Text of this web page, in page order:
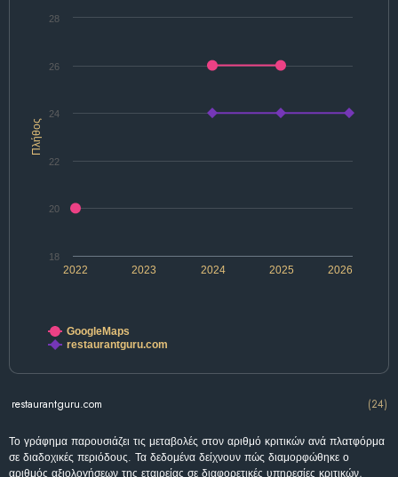
Πλήθος
2022 2024 2026
2023 2025
20
22
24
26
18
28
GoogleMaps
restaurantguru.com
restaurantguru.com (24)
Το γράφημα παρουσιάζει τις μεταβολές στον αριθμό κριτικών ανά πλατφόρμα
σε διαδοχικές περιόδους. Τα δεδομένα δείχνουν πώς διαμορφώθηκε ο
αριθμός αξιολογήσεων της εταιρείας σε διαφορετικές υπηρεσίες κριτικών,